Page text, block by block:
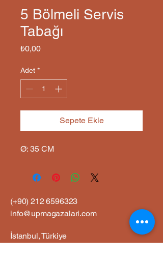
5 Bölmeli Servis
Tabağı
₺0,00Fiyat
Adet *
Sepete Ekle
Ø: 35 CM
(+90)212 6596323
info@upmagazalari.com
İstanbul, Türkiye